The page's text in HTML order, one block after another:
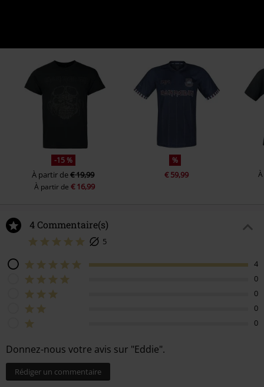
-15 %
À partir de€ 19,99
À partir de€ 16,99
%
€ 59,99
4 Commentaire(s)
5
4
0
0
0
0
Donnez-nous votre avis sur "Eddie".
Rédiger un commentaire